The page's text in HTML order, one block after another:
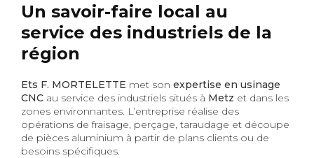
Un savoir-faire local au
service des industriels de la
région
Ets F. MORTELETTE met son expertise en usinage
CNC au service des industriels situés à Metz et dans les
zones environnantes. L’entreprise réalise des
opérations de fraisage, perçage, taraudage et découpe
de pièces aluminium à partir de plans clients ou de
besoins spécifiques.